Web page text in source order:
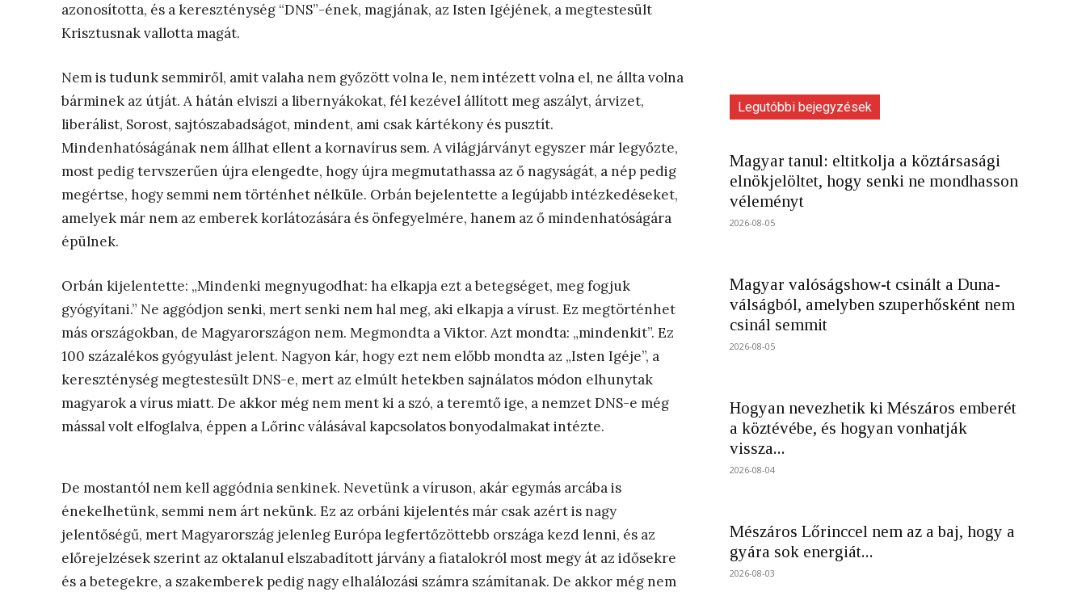
azonosította, és a kereszténység “DNS”-ének, magjának, az Isten Igéjének, a megtestesült
Krisztusnak vallotta magát.
Nem is tudunk semmiről, amit valaha nem győzött volna le, nem intézett volna el, ne állta volna
bárminek az útját. A hátán elviszi a libernyákokat, fél kezével állított meg aszályt, árvizet,
liberálist, Sorost, sajtószabadságot, mindent, ami csak kártékony és pusztít.
Mindenhatóságának nem állhat ellent a kornavírus sem. A világjárványt egyszer már legyőzte,
most pedig tervszerűen újra elengedte, hogy újra megmutathassa az ő nagyságát, a nép pedig
megértse, hogy semmi nem történhet nélküle. Orbán bejelentette a legújabb intézkedéseket,
amelyek már nem az emberek korlátozására és önfegyelmére, hanem az ő mindenhatóságára
épülnek.
Orbán kijelentette: „Mindenki megnyugodhat: ha elkapja ezt a betegséget, meg fogjuk
gyógyítani.” Ne aggódjon senki, mert senki nem hal meg, aki elkapja a vírust. Ez megtörténhet
más országokban, de Magyarországon nem. Megmondta a Viktor. Azt mondta: „mindenkit”. Ez
100 százalékos gyógyulást jelent. Nagyon kár, hogy ezt nem előbb mondta az „Isten Igéje”, a
kereszténység megtestesült DNS-e, mert az elmúlt hetekben sajnálatos módon elhunytak
magyarok a vírus miatt. De akkor még nem ment ki a szó, a teremtő ige, a nemzet DNS-e még
mással volt elfoglalva, éppen a Lőrinc válásával kapcsolatos bonyodalmakat intézte.
De mostantól nem kell aggódnia senkinek. Nevetünk a víruson, akár egymás arcába is
énekelhetünk, semmi nem árt nekünk. Ez az orbáni kijelentés már csak azért is nagy
jelentőségű, mert Magyarország jelenleg Európa legfertőzöttebb országa kezd lenni, és az
előrejelzések szerint az oktalanul elszabadított járvány a fiatalokról most megy át az idősekre
és a betegekre, a szakemberek pedig nagy elhalálozási számra számítanak. De akkor még nem
Legutóbbi bejegyzések
Magyar tanul: eltitkolja a köztársasági
elnökjelöltet, hogy senki ne mondhasson
véleményt
2026-08-05
Magyar valóságshow-t csinált a Duna-
válságból, amelyben szuperhősként nem
csinál semmit
2026-08-05
Hogyan nevezhetik ki Mészáros emberét
a köztévébe, és hogyan vonhatják
vissza...
2026-08-04
Mészáros Lőrinccel nem az a baj, hogy a
gyára sok energiát...
2026-08-03